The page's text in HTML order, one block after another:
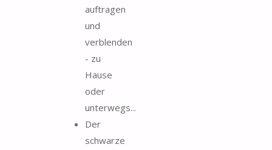
auftragen
und
verblenden
- zu
Hause
oder
unterwegs...
Der
schwarze